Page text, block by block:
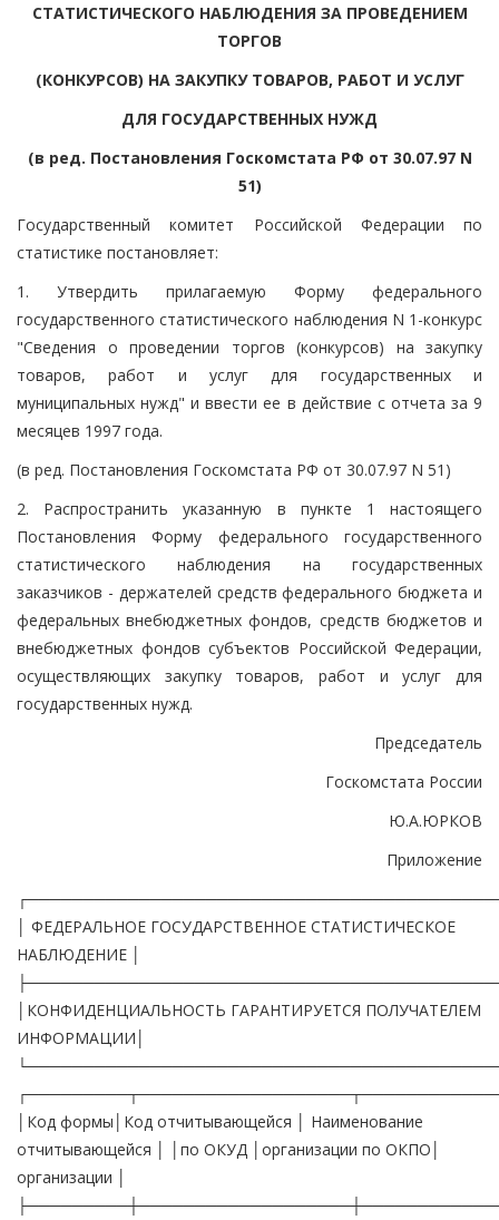
СТАТИСТИЧЕСКОГО НАБЛЮДЕНИЯ ЗА ПРОВЕДЕНИЕМ
ТОРГОВ
(КОНКУРСОВ) НА ЗАКУПКУ ТОВАРОВ, РАБОТ И УСЛУГ
ДЛЯ ГОСУДАРСТВЕННЫХ НУЖД
(в ред. Постановления Госкомстата РФ от 30.07.97 N
51)
Государственный комитет Российской Федерации по
статистике постановляет:
1. Утвердить прилагаемую Форму федерального
государственного статистического наблюдения N 1-конкурс
"Сведения о проведении торгов (конкурсов) на закупку
товаров, работ и услуг для государственных и
муниципальных нужд" и ввести ее в действие с отчета за 9
месяцев 1997 года.
(в ред. Постановления Госкомстата РФ от 30.07.97 N 51)
2. Распространить указанную в пункте 1 настоящего
Постановления Форму федерального государственного
статистического наблюдения на государственных
заказчиков - держателей средств федерального бюджета и
федеральных внебюджетных фондов, средств бюджетов и
внебюджетных фондов субъектов Российской Федерации,
осуществляющих закупку товаров, работ и услуг для
государственных нужд.
Председатель
Госкомстата России
Ю.А.ЮРКОВ
Приложение
│ ФЕДЕРАЛЬНОЕ ГОСУДАРСТВЕННОЕ СТАТИСТИЧЕСКОЕ
НАБЛЮДЕНИЕ │
│КОНФИДЕНЦИАЛЬНОСТЬ ГАРАНТИРУЕТСЯ ПОЛУЧАТЕЛЕМ
ИНФОРМАЦИИ│
│Код формы│Код отчитывающейся │ Наименование
отчитывающейся │ │по ОКУД │организации по ОКПО│
организации │